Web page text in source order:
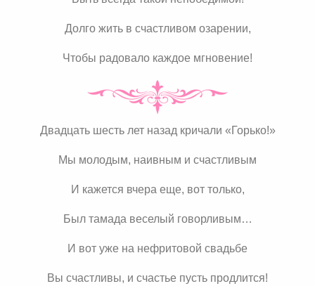
Долго жить в счастливом озарении,
Чтобы радовало каждое мгновение!
Двадцать шесть лет назад кричали «Горько!»
Мы молодым, наивным и счастливым
И кажется вчера еще, вот только,
Был тамада веселый говорливым…
И вот уже на нефритовой свадьбе
Вы счастливы, и счастье пусть продлится!